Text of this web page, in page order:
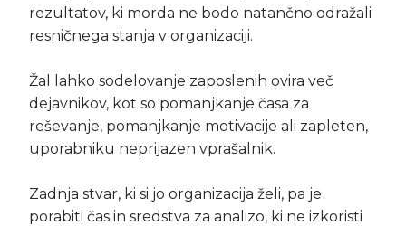
rezultatov, ki morda ne bodo natančno odražali
resničnega stanja v organizaciji.
Žal lahko sodelovanje zaposlenih ovira več
dejavnikov, kot so pomanjkanje časa za
reševanje, pomanjkanje motivacije ali zapleten,
uporabniku neprijazen vprašalnik.
Zadnja stvar, ki si jo organizacija želi, pa je
porabiti čas in sredstva za analizo, ki ne izkoristi